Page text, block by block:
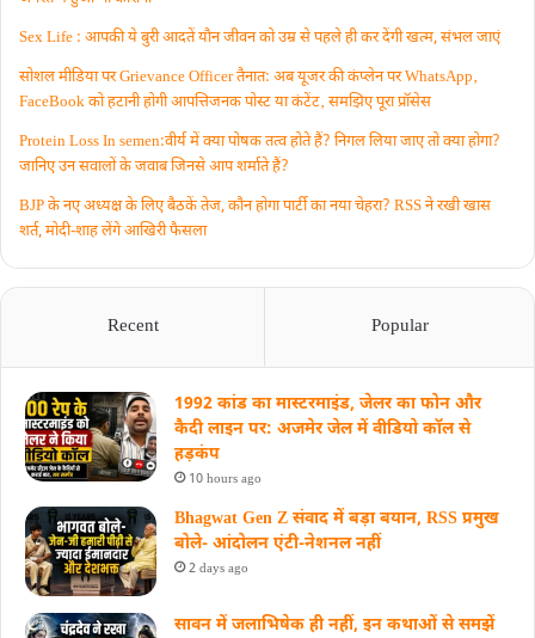
Sex Life : आपकी ये बुरी आदतें याैन जीवन को उम्र से पहले ही कर देंगी खत्म, संभल जाएं
सोशल मीडिया पर Grievance Officer तैनात: अब यूजर की कंप्लेन पर WhatsApp‚
FaceBook को हटानी होगी आपत्तिजनक पोस्ट या कंटेंट‚ समझिए पूरा प्रॉसेस
Protein Loss In semen:वीर्य में क्या पोषक तत्व होते हैं? निगल लिया जाए तो क्या होगा?
जानिए उन सवालों के जवाब जिनसे आप शर्माते हैं?
BJP के नए अध्यक्ष के लिए बैठकें तेज, कौन होगा पार्टी का नया चेहरा? RSS ने रखी खास
शर्त, मोदी-शाह लेंगे आखिरी फैसला
Recent Popular
1992 कांड का मास्टरमाइंड, जेलर का फोन और
कैदी लाइन पर: अजमेर जेल में वीडियो कॉल से
हड़कंप
10 hours ago
Bhagwat Gen Z संवाद में बड़ा बयान, RSS प्रमुख
बोले- आंदोलन एंटी-नेशनल नहीं
2 days ago
सावन में जलाभिषेक ही नहीं, इन कथाओं से समझें